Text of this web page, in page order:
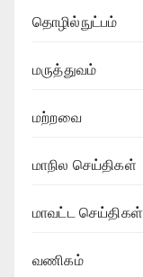
தொழில்நுட்பம்
மருத்துவம்
மற்றவை
மாநில செய்திகள்
மாவட்ட செய்திகள்
வணிகம்